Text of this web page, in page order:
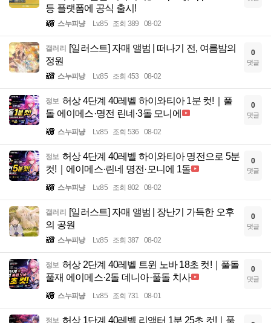
등 플랫폼에 공식 출시!
스누피냥 Lv.85 조회 389 08-02
갤러리
[일러스트] 자매 앨범 | 떠나기 전, 여름밤의
정원
스누피냥 Lv.85 조회 453 08-02
0
댓글
정보 허상 4단계 40레벨 하이와티아 1분 컷!｜풀
돌 에이메스·명전 린네·3돌 모니에
스누피냥 Lv.85 조회 536 08-02
0
댓글
정보 허상 4단계 40레벨 하이와티아 명전으로 5분
컷!｜에이메스·린네 명전·모니에 1돌
스누피냥 Lv.85 조회 802 08-02
0
댓글
갤러리
[일러스트] 자매 앨범 | 장난기 가득한 오후
의 공원
스누피냥 Lv.85 조회 387 08-02
0
댓글
정보 허상 2단계 40레벨 트윈 노바 18초 컷!｜풀돌
풀재 에이메스·2돌 데니아·풀돌 치사
스누피냥 Lv.85 조회 731 08-01
0
댓글
정보 허상 1단계 40레벨 리액터 1분 25초 컷!｜풀